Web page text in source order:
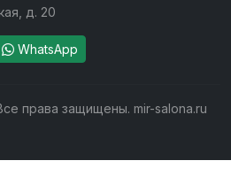
д. 20
WhatsApp
права защищены. mir-salona.ru